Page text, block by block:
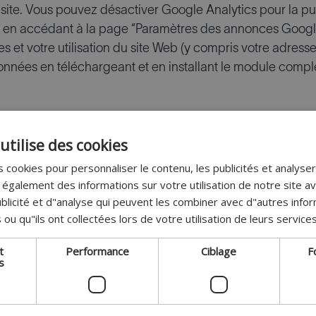
Vous pouvez désactiver Google Analytics pour la
accédant à la page “Paramètres des annonces
et votre utilisation du site Web (y compris votre
en téléchargeant et en installant le module
dans votre navigateur Web. Si vous souhaitez
libre de désactiver les cookies via les paramètres de
les paramètres de votre navigateur (via l’onglet
des cookies. Vous pouvez également consulter
Ciblage Fonctionnalité Sauvegarder
des cookies
cookies pour personnaliser le contenu, les publicités et
des informations sur votre utilisation de notre site
et d"analyse qui peuvent les combiner avec d"autres
ou qu"ils ont collectées lors de votre utilisation de leurs
Performance Ciblage